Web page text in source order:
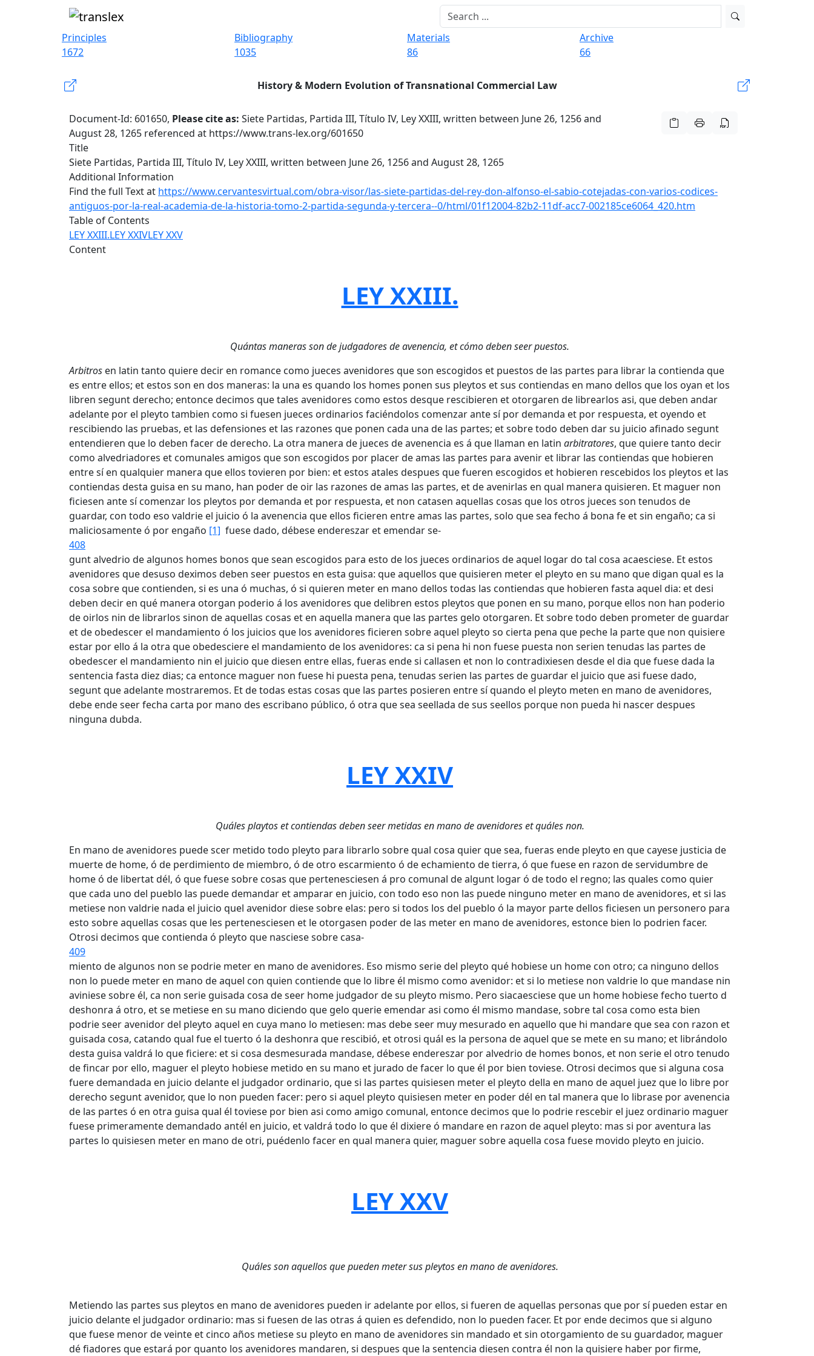
Principles
1672
Bibliography
1035
Materials
86
Archive
66
History & Modern Evolution of Transnational Commercial Law
Document-Id: 601650, Please cite as: Siete Partidas, Partida III, Título IV, Ley XXIII, written between June 26, 1256 and
August 28, 1265 referenced at https://www.trans-lex.org/601650
Title
Siete Partidas, Partida III, Título IV, Ley XXIII, written between June 26, 1256 and August 28, 1265
Additional Information
Find the full Text at https://www.cervantesvirtual.com/obra-visor/las-siete-partidas-del-rey-don-alfonso-el-sabio-cotejadas-con-varios-codices-
antiguos-por-la-real-academia-de-la-historia-tomo-2-partida-segunda-y-tercera--0/html/01f12004-82b2-11df-acc7-002185ce6064_420.htm
Table of Contents
LEY XXIII.LEY XXIVLEY XXV
Content
LEY XXIII.
Quántas maneras son de judgadores de avenencia, et cómo deben seer puestos.
Arbitros en latin tanto quiere decir en romance como jueces avenidores que son escogidos et puestos de las partes para librar la contienda que
es entre ellos; et estos son en dos maneras: la una es quando los homes ponen sus pleytos et sus contiendas en mano dellos que los oyan et los
libren segunt derecho; entonce decimos que tales avenidores como estos desque rescibieren et otorgaren de librearlos asi, que deben andar
adelante por el pleyto tambien como si fuesen jueces ordinarios faciéndolos comenzar ante sí por demanda et por respuesta, et oyendo et
rescibiendo las pruebas, et las defensiones et las razones que ponen cada una de las partes; et sobre todo deben dar su juicio afinado segunt
entendieren que lo deben facer de derecho. La otra manera de jueces de avenencia es á que llaman en latin arbitratores, que quiere tanto decir
como alvedriadores et comunales amigos que son escogidos por placer de amas las partes para avenir et librar las contiendas que hobieren
entre sí en qualquier manera que ellos tovieren por bien: et estos atales despues que fueren escogidos et hobieren rescebidos los pleytos et las
contiendas desta guisa en su mano, han poder de oir las razones de amas las partes, et de avenirlas en qual manera quisieren. Et maguer non
ficiesen ante sí comenzar los pleytos por demanda et por respuesta, et non catasen aquellas cosas que los otros jueces son tenudos de
guardar, con todo eso valdrie el juicio ó la avenencia que ellos ficieren entre amas las partes, solo que sea fecho á bona fe et sin engaño; ca si
maliciosamente ó por engaño [1] fuese dado, débese endereszar et emendar se-
408
gunt alvedrio de algunos homes bonos que sean escogidos para esto de los jueces ordinarios de aquel logar do tal cosa acaesciese. Et estos
avenidores que desuso deximos deben seer puestos en esta guisa: que aquellos que quisieren meter el pleyto en su mano que digan qual es la
cosa sobre que contienden, si es una ó muchas, ó si quieren meter en mano dellos todas las contiendas que hobieren fasta aquel dia: et desi
deben decir en qué manera otorgan poderio á los avenidores que delibren estos pleytos que ponen en su mano, porque ellos non han poderio
de oirlos nin de librarlos sinon de aquellas cosas et en aquella manera que las partes gelo otorgaren. Et sobre todo deben prometer de guardar
et de obedescer el mandamiento ó los juicios que los avenidores ficieren sobre aquel pleyto so cierta pena que peche la parte que non quisiere
estar por ello á la otra que obedesciere el mandamiento de los avenidores: ca si pena hi non fuese puesta non serien tenudas las partes de
obedescer el mandamiento nin el juicio que diesen entre ellas, fueras ende si callasen et non lo contradixiesen desde el dia que fuese dada la
sentencia fasta diez dias; ca entonce maguer non fuese hi puesta pena, tenudas serien las partes de guardar el juicio que asi fuese dado,
segunt que adelante mostraremos. Et de todas estas cosas que las partes posieren entre sí quando el pleyto meten en mano de avenidores,
debe ende seer fecha carta por mano des escribano público, ó otra que sea seellada de sus seellos porque non pueda hi nascer despues
ninguna dubda.
LEY XXIV
Quáles playtos et contiendas deben seer metidas en mano de avenidores et quáles non.
En mano de avenidores puede scer metido todo pleyto para librarlo sobre qual cosa quier que sea, fueras ende pleyto en que cayese justicia de
muerte de home, ó de perdimiento de miembro, ó de otro escarmiento ó de echamiento de tierra, ó que fuese en razon de servidumbre de
home ó de libertat dél, ó que fuese sobre cosas que pertenesciesen á pro comunal de algunt logar ó de todo el regno; las quales como quier
que cada uno del pueblo las puede demandar et amparar en juicio, con todo eso non las puede ninguno meter en mano de avenidores, et si las
metiese non valdrie nada el juicio quel avenidor diese sobre elas: pero si todos los del pueblo ó la mayor parte dellos ficiesen un personero para
esto sobre aquellas cosas que les pertenesciesen et le otorgasen poder de las meter en mano de avenidores, estonce bien lo podrien facer.
Otrosi decimos que contienda ó pleyto que nasciese sobre casa-
409
miento de algunos non se podrie meter en mano de avenidores. Eso mismo serie del pleyto qué hobiese un home con otro; ca ninguno dellos
non lo puede meter en mano de aquel con quien contiende que lo libre él mismo como avenidor: et si lo metiese non valdrie lo que mandase nin
aviniese sobre él, ca non serie guisada cosa de seer home judgador de su pleyto mismo. Pero siacaesciese que un home hobiese fecho tuerto d
deshonra á otro, et se metiese en su mano diciendo que gelo querie emendar asi como él mismo mandase, sobre tal cosa como esta bien
podrie seer avenidor del pleyto aquel en cuya mano lo metiesen: mas debe seer muy mesurado en aquello que hi mandare que sea con razon et
guisada cosa, catando qual fue el tuerto ó la deshonra que rescibió, et otrosi quál es la persona de aquel que se mete en su mano; et librándolo
desta guisa valdrá lo que ficiere: et si cosa desmesurada mandase, débese endereszar por alvedrio de homes bonos, et non serie el otro tenudo
de fincar por ello, maguer el pleyto hobiese metido en su mano et jurado de facer lo que él por bien toviese. Otrosi decimos que si alguna cosa
fuere demandada en juicio delante el judgador ordinario, que si las partes quisiesen meter el pleyto della en mano de aquel juez que lo libre por
derecho segunt avenidor, que lo non pueden facer: pero si aquel pleyto quisiesen meter en poder dél en tal manera que lo librase por avenencia
de las partes ó en otra guisa qual él toviese por bien asi como amigo comunal, entonce decimos que lo podrie rescebir el juez ordinario maguer
fuese primeramente demandado antél en juicio, et valdrá todo lo que él dixiere ó mandare en razon de aquel pleyto: mas si por aventura las
partes lo quisiesen meter en mano de otri, puédenlo facer en qual manera quier, maguer sobre aquella cosa fuese movido pleyto en juicio.
LEY XXV
Quáles son aquellos que pueden meter sus pleytos en mano de avenidores.
Metiendo las partes sus pleytos en mano de avenidores pueden ir adelante por ellos, si fueren de aquellas personas que por sí pueden estar en
juicio delante el judgador ordinario: mas si fuesen de las otras á quien es defendido, non lo pueden facer. Et por ende decimos que si alguno
que fuese menor de veinte et cinco años metiese su pleyto en mano de avenidores sin mandado et sin otorgamiento de su guardador, maguer
dé fiadores que estará por quanto los avenidores mandaren, si despues que la sentencia diesen contra él non la quisiere haber por firme,